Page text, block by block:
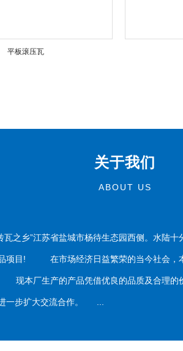
平板滚压瓦
关于我们
ABOUT US
乡”江苏省盐城市杨待生态园西侧。水陆
项目! 在市场经济日益繁荣的当今社会，
本厂生产的产品凭借优良的品质及合理的
一步扩大交流合作。 ...